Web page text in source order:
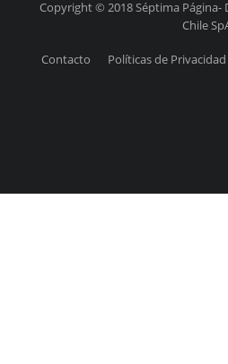
Copyright © 2018 Séptima Página-
Chile
Contacto Políticas de Privacidad